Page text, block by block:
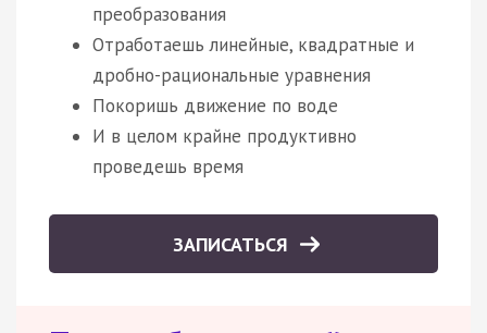
преобразования
Отработаешь линейные, квадратные и
дробно-рациональные уравнения
Покоришь движение по воде
И в целом крайне продуктивно
проведешь время
ЗАПИСАТЬСЯ